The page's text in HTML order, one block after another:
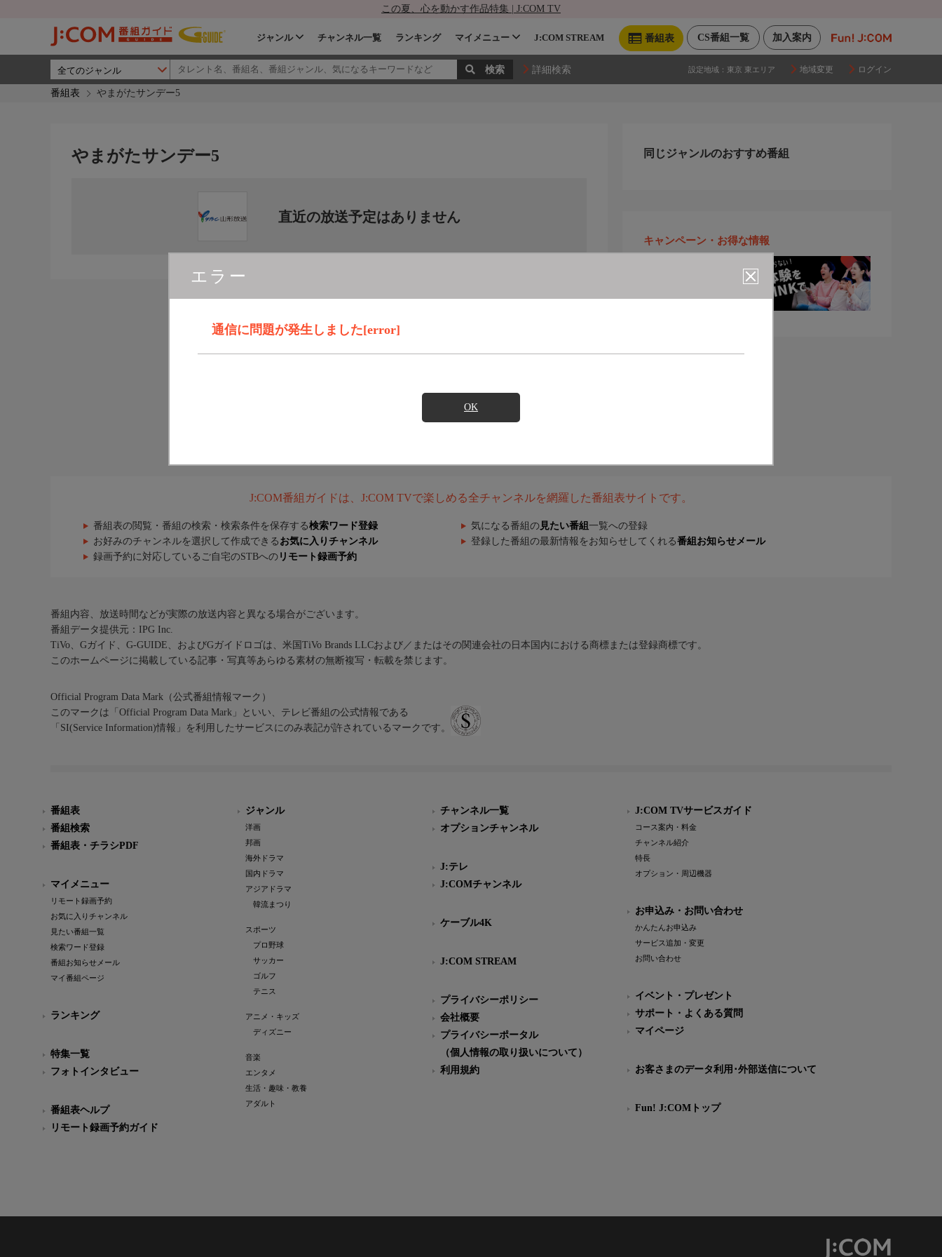
この夏、心を動かす作品特集 | J:COM TV
加入案内
CS番組一覧
番組表
ジャンル チャンネル一覧 ランキング マイメニュー J:COM STREAM
詳細検索 設定地域： 東京 東エリア 地域変更 ログイン
番組表 やまがたサンデー5
エラー
通信に問題が発生しました[error]
OK
やまがたサンデー5
直近の放送予定はありません
同じジャンルのおすすめ番組
キャンペーン・お得な情報
J:COM番組ガイドは、J:COM TVで楽しめる全チャンネルを網羅した番組表サイトです。
番組表の閲覧・番組の検索・検索条件を保存する検索ワード登録 気になる番組の 見たい番組 一覧への登録
お好みのチャンネルを選択して作成できる お気に入りチャンネル 登録した番組の最新情報をお知らせしてくれる番組お知らせメール
録画予約に対応しているご自宅のSTBへの リモート録画予約
番組内容、放送時間などが実際の放送内容と異なる場合がございます。
番組データ提供元：IPG Inc.
TiVo、Gガイド、G-GUIDE、およびGガイドロゴは、米国TiVo Brands LLCおよび／またはその関連会社の日本国内における商標または登録商標です。
このホームページに掲載している記事・写真等あらゆる素材の無断複写・転載を禁じます。
Official Program Data Mark（公式番組情報マーク）
このマークは「Official Program Data Mark」といい、テレビ番組の公式情報である
「SI(Service Information)情報」を利用したサービスにのみ表記が許されているマークです。
番組表
番組検索
番組表・チラシPDF
マイメニュー
リモート録画予約
お気に入りチャンネル
見たい番組一覧
検索ワード登録
番組お知らせメール
マイ番組ページ
ランキング
特集一覧
フォトインタビュー
番組表ヘルプ
リモート録画予約ガイド
ジャンル
洋画
邦画
海外ドラマ
国内ドラマ
アジアドラマ
韓流まつり
スポーツ
プロ野球
サッカー
ゴルフ
テニス
アニメ・キッズ
ディズニー
音楽
エンタメ
生活・趣味・教養
アダルト
チャンネル一覧
オプションチャンネル
J:テレ
J:COMチャンネル
ケーブル4K
J:COM STREAM
プライバシーポリシー
会社概要
プライバシーポータル
（個人情報の取り扱いについて）
利用規約
J:COM TVサービスガイド
コース案内・料金
チャンネル紹介
特長
オプション・周辺機器
お申込み・お問い合わせ
かんたんお申込み
サービス追加・変更
お問い合わせ
イベント・プレゼント
サポート・よくある質問
マイページ
お客さまのデータ利用･外部送信について
Fun! J:COMトップ